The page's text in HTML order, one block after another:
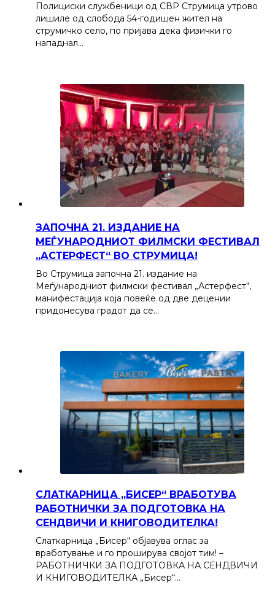
Полициски службеници од СВР Струмица утрово
лишиле од слобода 54-годишен жител на
струмичко село, по пријава дека физички го
нападнал…
ЗАПОЧНА 21. ИЗДАНИЕ НА
МЕЃУНАРОДНИОТ ФИЛМСКИ ФЕСТИВАЛ
„АСТЕРФЕСТ“ ВО СТРУМИЦА!
Во Струмица започна 21. издание на
Меѓународниот филмски фестивал „Астерфест“,
манифестација која повеќе од две децении
придонесува градот да се…
СЛАТКАРНИЦА „БИСЕР“ ВРАБОТУВА
РАБОТНИЧКИ ЗА ПОДГОТОВКА НА
СЕНДВИЧИ И КНИГОВОДИТЕЛКА!
Слаткарница „Бисер“ објавува оглас за
вработување и го проширува својот тим! –
РАБОТНИЧКИ ЗА ПОДГОТОВКА НА СЕНДВИЧИ
И КНИГОВОДИТЕЛКА „Бисер“…